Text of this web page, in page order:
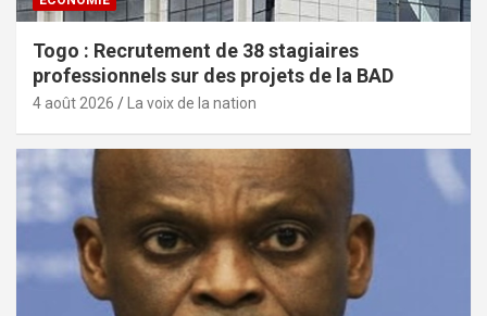
Togo : Recrutement de 38 stagiaires
professionnels sur des projets de la BAD
4 août 2026 La voix de la nation